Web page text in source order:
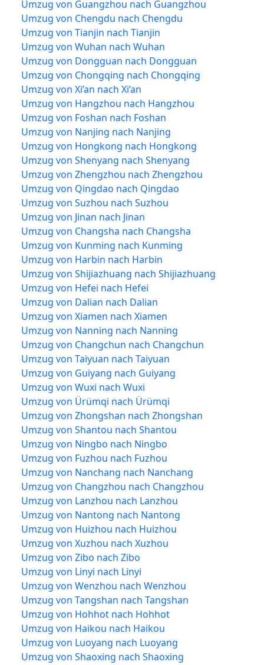
Umzug von Guangzhou nach Guangzhou
Umzug von Chengdu nach Chengdu
Umzug von Tianjin nach Tianjin
Umzug von Wuhan nach Wuhan
Umzug von Dongguan nach Dongguan
Umzug von Chongqing nach Chongqing
Umzug von Xi’an nach Xi’an
Umzug von Hangzhou nach Hangzhou
Umzug von Foshan nach Foshan
Umzug von Nanjing nach Nanjing
Umzug von Hongkong nach Hongkong
Umzug von Shenyang nach Shenyang
Umzug von Zhengzhou nach Zhengzhou
Umzug von Qingdao nach Qingdao
Umzug von Suzhou nach Suzhou
Umzug von Jinan nach Jinan
Umzug von Changsha nach Changsha
Umzug von Kunming nach Kunming
Umzug von Harbin nach Harbin
Umzug von Shijiazhuang nach Shijiazhuang
Umzug von Hefei nach Hefei
Umzug von Dalian nach Dalian
Umzug von Xiamen nach Xiamen
Umzug von Nanning nach Nanning
Umzug von Changchun nach Changchun
Umzug von Taiyuan nach Taiyuan
Umzug von Guiyang nach Guiyang
Umzug von Wuxi nach Wuxi
Umzug von Ürümqi nach Ürümqi
Umzug von Zhongshan nach Zhongshan
Umzug von Shantou nach Shantou
Umzug von Ningbo nach Ningbo
Umzug von Fuzhou nach Fuzhou
Umzug von Nanchang nach Nanchang
Umzug von Changzhou nach Changzhou
Umzug von Lanzhou nach Lanzhou
Umzug von Nantong nach Nantong
Umzug von Huizhou nach Huizhou
Umzug von Xuzhou nach Xuzhou
Umzug von Zibo nach Zibo
Umzug von Linyi nach Linyi
Umzug von Wenzhou nach Wenzhou
Umzug von Tangshan nach Tangshan
Umzug von Hohhot nach Hohhot
Umzug von Haikou nach Haikou
Umzug von Luoyang nach Luoyang
Umzug von Shaoxing nach Shaoxing